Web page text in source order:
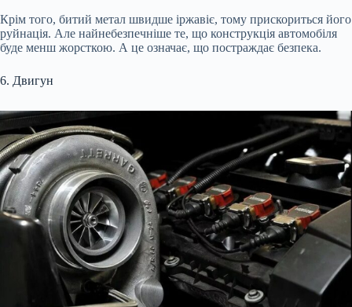
Крім того, битий метал швидше іржавіє, тому прискориться його
руйнація. Але найнебезпечніше те, що конструкція автомобіля
буде менш жорсткою. А це означає, що постраждає безпека.
6. Двигун